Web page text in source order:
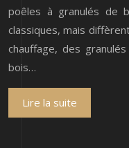
poêles à granulés de
classiques, mais
chauffage, des
bois…
Lire la suite